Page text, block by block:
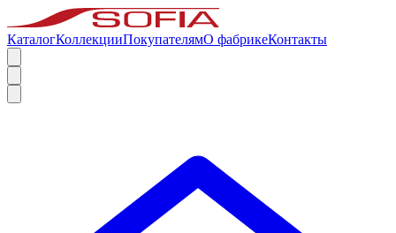
КаталогКоллекцииПокупателямО фабрикеКонтакты